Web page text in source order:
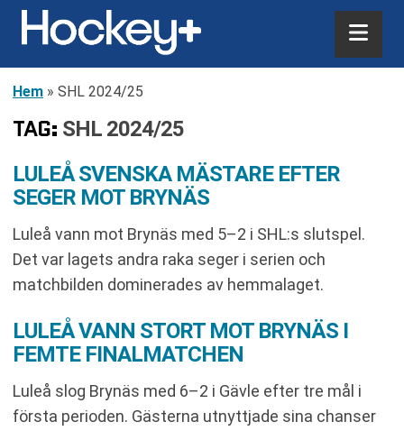
Hem » SHL 2024/25
TAG: SHL 2024/25
LULEÅ SVENSKA MÄSTARE EFTER
SEGER MOT BRYNÄS
Luleå vann mot Brynäs med 5–2 i SHL:s slutspel.
Det var lagets andra raka seger i serien och
matchbilden dominerades av hemmalaget.
LULEÅ VANN STORT MOT BRYNÄS I
FEMTE FINALMATCHEN
Luleå slog Brynäs med 6–2 i Gävle efter tre mål i
första perioden. Gästerna utnyttjade sina chanser